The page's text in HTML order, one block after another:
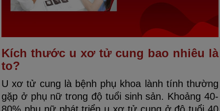
Kích thước u xơ tử cung bao nhiêu là
to?
U xơ tử cung là bệnh phụ khoa lành tính thường
gặp ở phụ nữ trong độ tuổi sinh sản. Khoảng 40-